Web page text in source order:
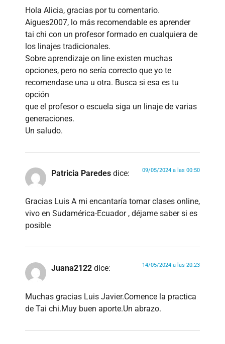
Hola Alicia, gracias por tu comentario.
Aigues2007, lo más recomendable es aprender
tai chi con un profesor formado en cualquiera de
los linajes tradicionales.
Sobre aprendizaje on line existen muchas
opciones, pero no sería correcto que yo te
recomendase una u otra. Busca si esa es tu
opción
que el profesor o escuela siga un linaje de varias
generaciones.
Un saludo.
Patricia Paredes dice: 09/05/2024 a las 00:50
Gracias Luis A mi encantaría tomar clases online,
vivo en Sudamérica-Ecuador , déjame saber si es
posible
Juana2122 dice: 14/05/2024 a las 20:23
Muchas gracias Luis Javier.Comence la practica
de Tai chi.Muy buen aporte.Un abrazo.